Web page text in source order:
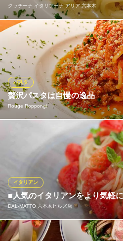
旬采 六本木
イタリアン
地下鉄六本木駅 徒歩1分
東京都港区六本木7-17-12 六本木ビジネスア
クッチーナ イタリアーナ アリア 六本木
雑誌「おとなの週末」で都内屈指
査で、TOPの三ッ星を獲得!!六本木
ないお店
クッチーナ イタリアーナ アリ
カジュアルイタリアン
地下鉄日比谷線六本木駅2番出口
東京都港区六本木7-10-23 ボラーノ六本木1F
贅沢パスタは自慢の逸品
Rouge Roppongi
パスタ
厳選素材の旨味を凝縮した本格パ
口ごとに広がる豊かな香りとソー
る美味しさです。 食後の甘いひと
お楽しみください。
Rouge Roppongi
イタリアン×和の隠れ家
都営大江戸線六本木駅 徒歩2分
東京都港区六本木4-5-11 SIX2F
■人気のイタリアンをより気軽に
DAL‐MATTO 六本木ヒルズ店
イタリアン
西麻布で人気のイタリアン《